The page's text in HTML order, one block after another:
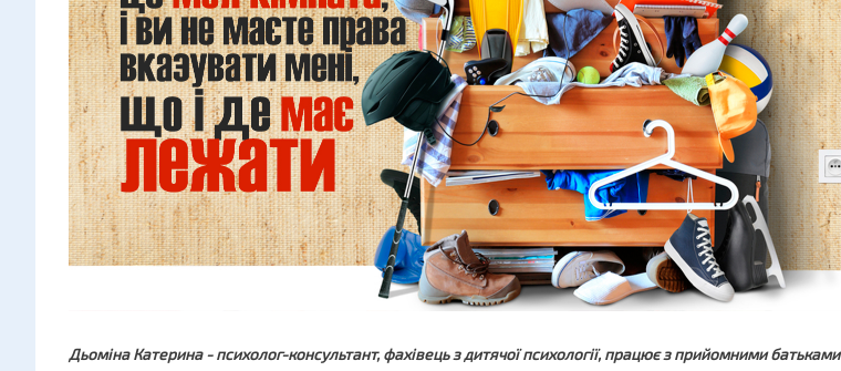
Дьоміна Катерина - психолог-консультант, фахівець з дитячої психології, працює з прийомними батьками